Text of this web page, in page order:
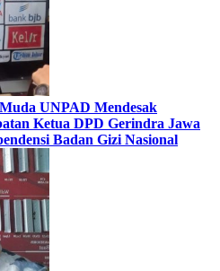
UNPAD Mendesak
Ketua DPD Gerindra Jawa
Badan Gizi Nasional